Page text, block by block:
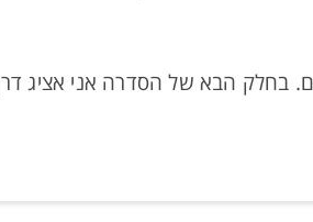
בחלק הבא של הסדרה אני אציג